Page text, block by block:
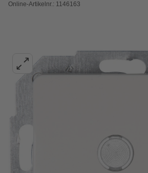
Online-Artikelnr.: 1146163